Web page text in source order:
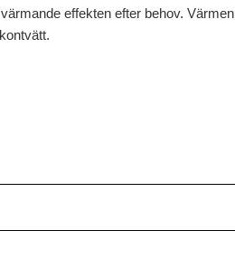
effekten efter behov. Värmen